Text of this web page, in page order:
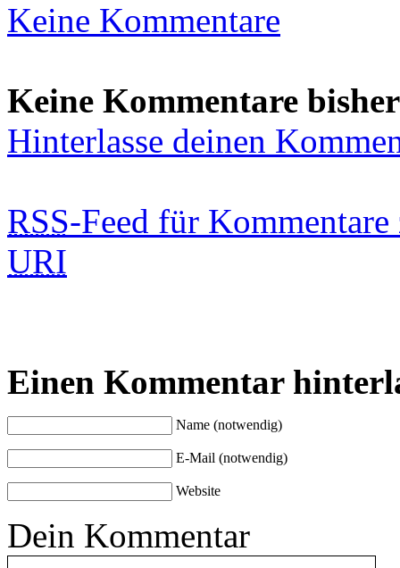
Keine Kommentare
Keine Kommentare bisher
Hinterlasse deinen
RSS-Feed für
URI
Einen Kommentar
Name (notwendig)
E-Mail (notwendig)
Website
Dein Kommentar